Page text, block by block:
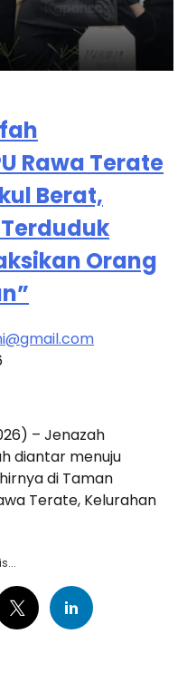
Rawa Terate
Berat,
Orang
– Jenazah
diantar menuju
di Taman
Terate, Kelurahan